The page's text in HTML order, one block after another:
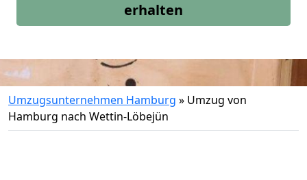
erhalten
Umzugsunternehmen Hamburg » Umzug von
Hamburg nach Wettin-Löbejün